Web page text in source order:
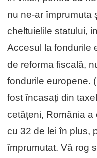
nu ne-ar împrumuta
cheltuielile statului,
Accesul la fondurile
de reforma fiscală,
fondurile europene.
fost încasați din
cetățeni, România a
cu 32 de lei în plus,
împrumutat. Vă rog